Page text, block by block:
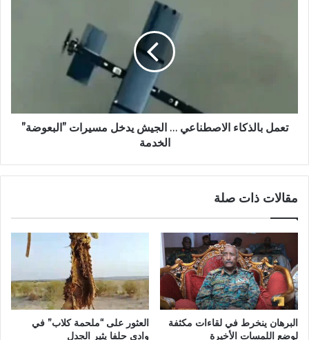
الخدمة
تعمل بالذكاء الاصطناعي … الجيش يدخل مسيرات ”البعوضة”
الخدمة
مقالات ذات صلة
البرهان ينخرط في لقاءات مكثفة
لوضع اللمسات الأخيرة
العثور على “ملحمة كلاب” في
وادي حلفا يثير الجدل